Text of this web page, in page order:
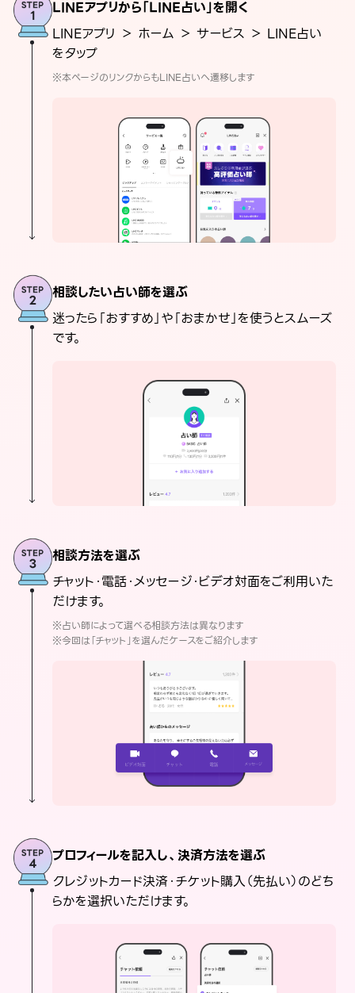
LINEアプリから「LINE占い」を開く
LINEアプリ ＞ ホーム ＞ サービス ＞ LINE占い
をタップ
※本ページのリンクからもLINE占いへ遷移します
相談したい占い師を選ぶ
迷ったら「おすすめ」や「おまかせ」を使うとスムーズ
です。
相談方法を選ぶ
チャット・電話・メッセージ・ビデオ対面をご利用いた
だけます。
※占い師によって選べる相談方法は異なります
※今回は「チャット」を選んだケースをご紹介します
プロフィールを記入し、決済方法を選ぶ
クレジットカード決済・チケット購入（先払い）のどち
らかを選択いただけます。